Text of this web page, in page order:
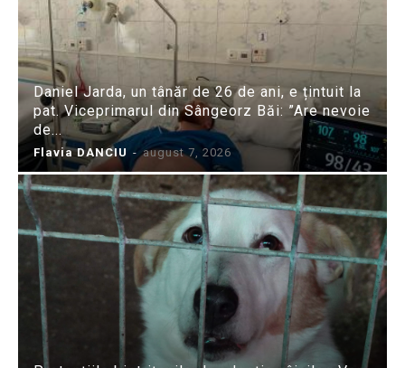
Daniel Jarda, un tânăr de 26 de ani, e țintuit la
pat. Viceprimarul din Sângeorz Băi: ”Are nevoie
de...
Flavia DANCIU - august 7, 2026